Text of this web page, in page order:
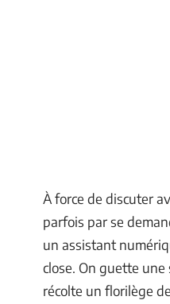
À force de discuter
parfois par se
un assistant
close. On guette
récolte un florilège